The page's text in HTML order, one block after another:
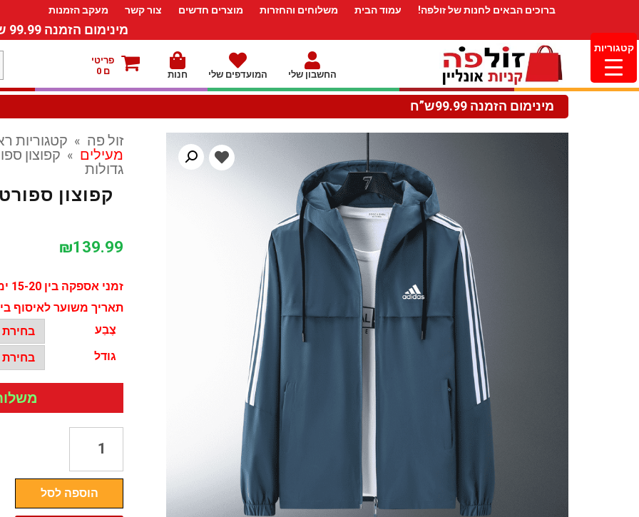
ברוכים הבאים לחנות של זולפה! עמוד הבית משלוחים והחזרות מוצרים חדשים צור קשר מעקב הזמנות
מינימום הזמנה 99.99 ש”ח – משלוח חינם ברכישה מעל 249.99ש”ח
החשבון שלי המועדפים שלי חנות
פריטי
ם 0
מינימום הזמנה 99.99ש”ח
זול פה » קטגוריות
מעילים »
גדולות
₪139.99
זמני אספקה בין 15-20 ימי עסקים
תאריך משוער לאיסוף בין ה - 24 יולי ל -
צֶבַע
גודל
משלוח
קפוצון
ספורט
הוספה לסל
קטגוריות